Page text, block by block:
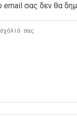
email σας δεν θα